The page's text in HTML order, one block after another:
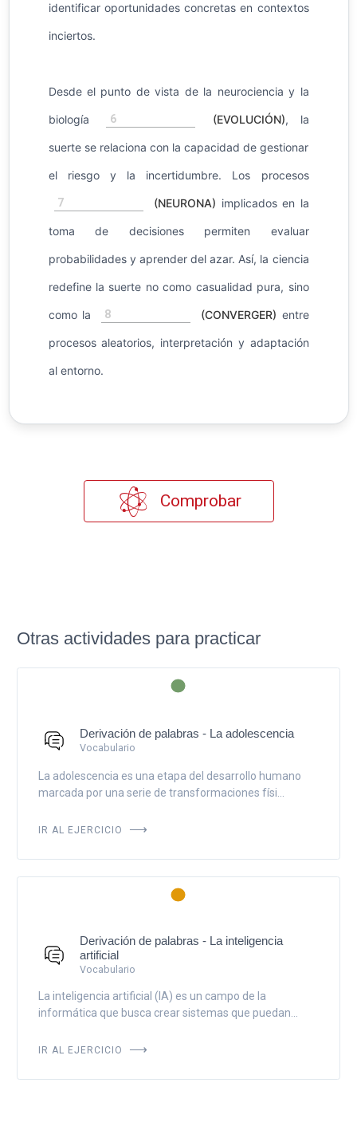
identificar oportunidades concretas en contextos
inciertos.
Desde el punto de vista de la neurociencia y la
biología 6 (EVOLUCIÓN), la
suerte se relaciona con la capacidad de gestionar
el riesgo y la incertidumbre. Los procesos
7 (NEURONA) implicados en la
toma de decisiones permiten evaluar
probabilidades y aprender del azar. Así, la ciencia
redefine la suerte no como casualidad pura, sino
como la 8 (CONVERGER) entre
procesos aleatorios, interpretación y adaptación
al entorno.
Comprobar
Otras actividades para practicar
Derivación de palabras - La adolescencia
Vocabulario
La adolescencia es una etapa del desarrollo humano
marcada por una serie de transformaciones físi...
IR AL EJERCICIO
Derivación de palabras - La inteligencia
artificial
Vocabulario
La inteligencia artificial (IA) es un campo de la
informática que busca crear sistemas que puedan...
IR AL EJERCICIO